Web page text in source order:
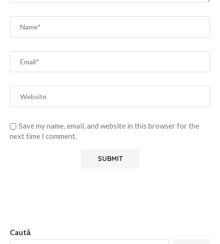
Save my name, email, and website in this browser for the
next time I comment.
Caută